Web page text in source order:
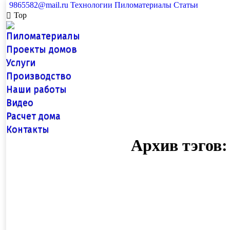
9865582@mail.ru Технологии Пиломатериалы Статьи
Top
Пиломатериалы
Проекты домов
Услуги
Производство
Наши работы
Видео
Расчет дома
Контакты
Архив тэгов: